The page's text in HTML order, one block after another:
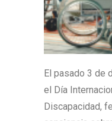
El pasado 3 de
el Día
Discapacidad,